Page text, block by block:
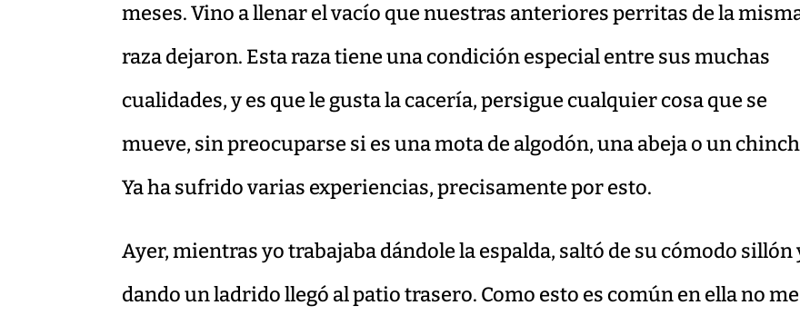
meses. Vino a llenar el vacío que nuestras anteriores perritas de la
raza dejaron. Esta raza tiene una condición especial entre sus muchas
cualidades, y es que le gusta la cacería, persigue cualquier cosa que se
mueve, sin preocuparse si es una mota de algodón, una abeja o un
Ya ha sufrido varias experiencias, precisamente por esto.
Ayer, mientras yo trabajaba dándole la espalda, saltó de su cómodo sillón
dando un ladrido llegó al patio trasero. Como esto es común en ella no me